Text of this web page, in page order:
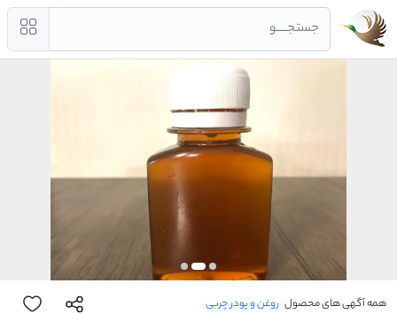
جستجــــو
همه آگهی های محصول روغن و پودر چربی